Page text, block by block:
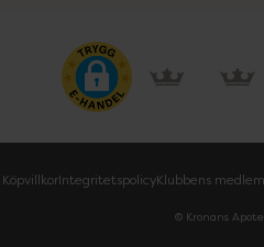
KöpvillkorIntegritetspolicyKlubbens
© Kronans